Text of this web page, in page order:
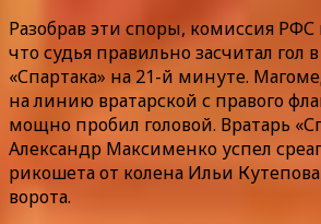
Разобрав эти споры, комиссия
что судья правильно засчитал гол
«Спартака» на 21-й минуте.
на линию вратарской с правого
мощно пробил головой. Вратарь
Александр Максименко успел
рикошета от колена Ильи
ворота.